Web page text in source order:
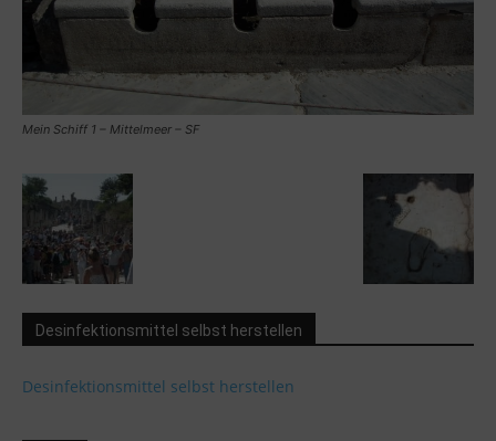
Mein Schiff 1 – Mittelmeer – SF
Desinfektionsmittel selbst herstellen
Desinfektionsmittel selbst herstellen